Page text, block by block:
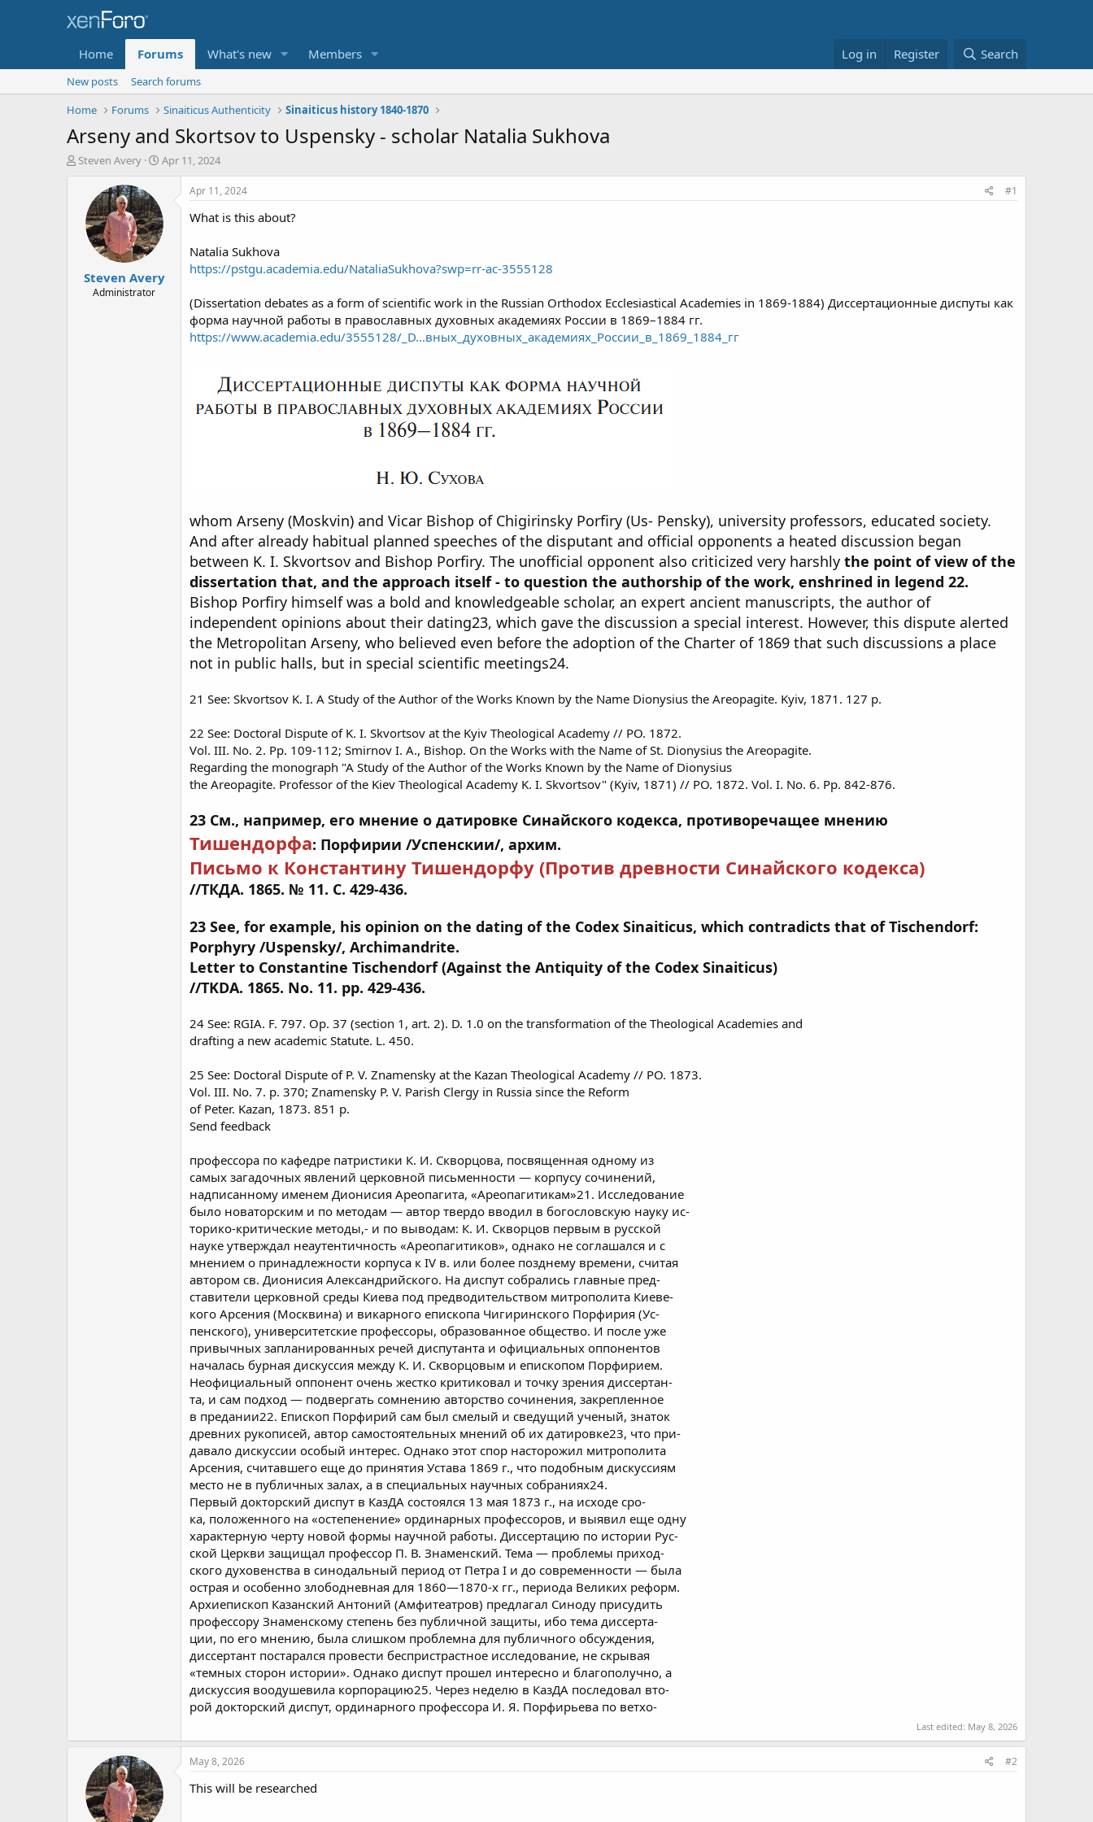
Home Forums What's new Members Log in Register Search
New posts
Search forums
Home
Forums Sinaiticus Authenticity Sinaiticus history 1840-1870
Arseny and Skortsov to Uspensky - scholar Natalia Sukhova
T
Steven Avery
S
t
d
e
Apr 11, 2024
Steven Avery
Administrator
Apr 11, 2024 #1
What is this about?
Natalia Sukhova
https://pstgu.academia.edu/NataliaSukhova?swp=rr-ac-3555128
(Dissertation debates as a form of scientific work in the Russian Orthodox Ecclesiastical Academies in 1869-1884) Диссертационные диспуты как
форма научной работы в православных духовных академиях России в 1869–1884 гг.
https://www.academia.edu/3555128/_D...вных_духовных_академиях_России_в_1869_1884_гг
whom Arseny (Moskvin) and Vicar Bishop of Chigirinsky Porfiry (Us- Pensky), university professors, educated society.
And after already habitual planned speeches of the disputant and official opponents a heated discussion began
between K. I. Skvortsov and Bishop Porfiry. The unofficial opponent also criticized very harshly the point of view of the
dissertation that, and the approach itself - to question the authorship of the work, enshrined in legend 22.
Bishop Porfiry himself was a bold and knowledgeable scholar, an expert ancient manuscripts, the author of
independent opinions about their dating23, which gave the discussion a special interest. However, this dispute alerted
the Metropolitan Arseny, who believed even before the adoption of the Charter of 1869 that such discussions a place
not in public halls, but in special scientific meetings24.
21 See: Skvortsov K. I. A Study of the Author of the Works Known by the Name Dionysius the Areopagite. Kyiv, 1871. 127 p.
22 See: Doctoral Dispute of K. I. Skvortsov at the Kyiv Theological Academy // PO. 1872.
Vol. III. No. 2. Pp. 109-112; Smirnov I. A., Bishop. On the Works with the Name of St. Dionysius the Areopagite.
Regarding the monograph "A Study of the Author of the Works Known by the Name of Dionysius
the Areopagite. Professor of the Kiev Theological Academy K. I. Skvortsov" (Kyiv, 1871) // PO. 1872. Vol. I. No. 6. Pp. 842-876.
23 См., например, его мнение о датировке Синайского кодекса, противоречащее мнению
Тишендорфа: Порфирии /Успенскии/, архим.
Письмо к Константину Тишендорфу (Против древности Синайского кодекса)
//ТКДА. 1865. № 11. С. 429-436.
23 See, for example, his opinion on the dating of the Codex Sinaiticus, which contradicts that ofTischendorf:
Porphyry /Uspensky/, Archimandrite.
Letter to Constantine Tischendorf (Against the Antiquity of the Codex Sinaiticus)
//TKDA. 1865. No. 11. pp. 429-436.
24 See: RGIA. F. 797. Op. 37 (section 1, art. 2). D. 1.0 on the transformation of the Theological Academies and
drafting a new academic Statute. L. 450.
25 See: Doctoral Dispute of P. V. Znamensky at the Kazan Theological Academy // PO. 1873.
Vol. III. No. 7. p. 370; Znamensky P. V. Parish Clergy in Russia since the Reform
of Peter. Kazan, 1873. 851 p.
Send feedback
профессора по кафедре патристики К. И. Скворцова, посвященная одному из
самых загадочных явлений церковной письменности — корпусу сочинений,
надписанному именем Дионисия Ареопагита, «Ареопагитикам»21. Исследование
было новаторским и по методам — автор твердо вводил в богословскую науку ис-
торико-критические методы,- и по выводам: К. И. Скворцов первым в русской
науке утверждал неаутентичность «Ареопагитиков», однако не соглашался и с
мнением о принадлежности корпуса к IV в. или более позднему времени, считая
автором св. Дионисия Александрийского. На диспут собрались главные пред-
ставители церковной среды Киева под предводительством митрополита Киеве-
кого Арсения (Москвина) и викарного епископа Чигиринского Порфирия (Ус-
пенского), университетские профессоры, образованное общество. И после уже
привычных запланированных речей диспутанта и официальных оппонентов
началась бурная дискуссия между К. И. Скворцовым и епископом Порфирием.
Неофициальный оппонент очень жестко критиковал и точку зрения диссертан-
та, и сам подход — подвергать сомнению авторство сочинения, закрепленное
в предании22. Епископ Порфирий сам был смелый и сведущий ученый, знаток
древних рукописей, автор самостоятельных мнений об их датировке23, что при-
давало дискуссии особый интерес. Однако этот спор насторожил митрополита
Арсения, считавшего еще до принятия Устава 1869 г., что подобным дискуссиям
место не в публичных залах, а в специальных научных собраниях24.
Первый докторский диспут в КазДА состоялся 13 мая 1873 г., на исходе сро-
ка, положенного на «остепенение» ординарных профессоров, и выявил еще одну
характерную черту новой формы научной работы. Диссертацию по истории Рус-
ской Церкви защищал профессор П. В. Знаменский. Тема — проблемы приход-
ского духовенства в синодальный период от Петра I и до современности — была
острая и особенно злободневная для 1860—1870-х гг., периода Великих реформ.
Архиепископ Казанский Антоний (Амфитеатров) предлагал Синоду присудить
профессору Знаменскому степень без публичной защиты, ибо тема диссерта-
ции, по его мнению, была слишком проблемна для публичного обсуждения,
диссертант постарался провести беспристрастное исследование, не скрывая
«темных сторон истории». Однако диспут прошел интересно и благополучно, а
дискуссия воодушевила корпорацию25. Через неделю в КазДА последовал вто-
рой докторский диспут, ординарного профессора И. Я. Порфирьева по ветхо-
Last edited: May 8, 2026
May 8, 2026 #2
This will be researched